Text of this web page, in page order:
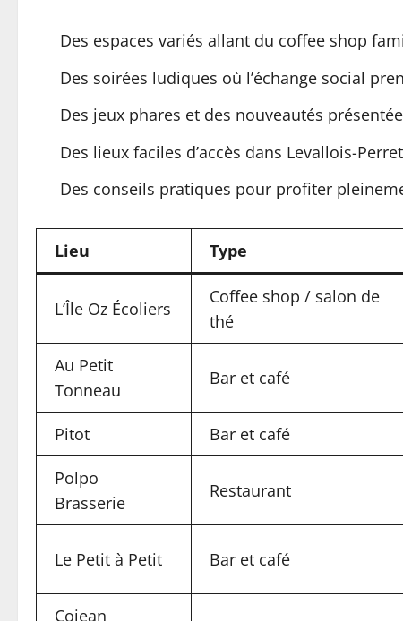
Des espaces variés allant du coffee shop
Des soirées ludiques où l’échange social
Des jeux phares et des nouveautés
Des lieux faciles d’accès dans Levallois-
Des conseils pratiques pour profiter
Lieu Type
L’Île Oz Écoliers
Coffee shop / salon de
thé
Au Petit
Tonneau
Bar et café
Pitot Bar et café
Polpo
Brasserie
Restaurant
Le Petit à Petit Bar et café
Cojean